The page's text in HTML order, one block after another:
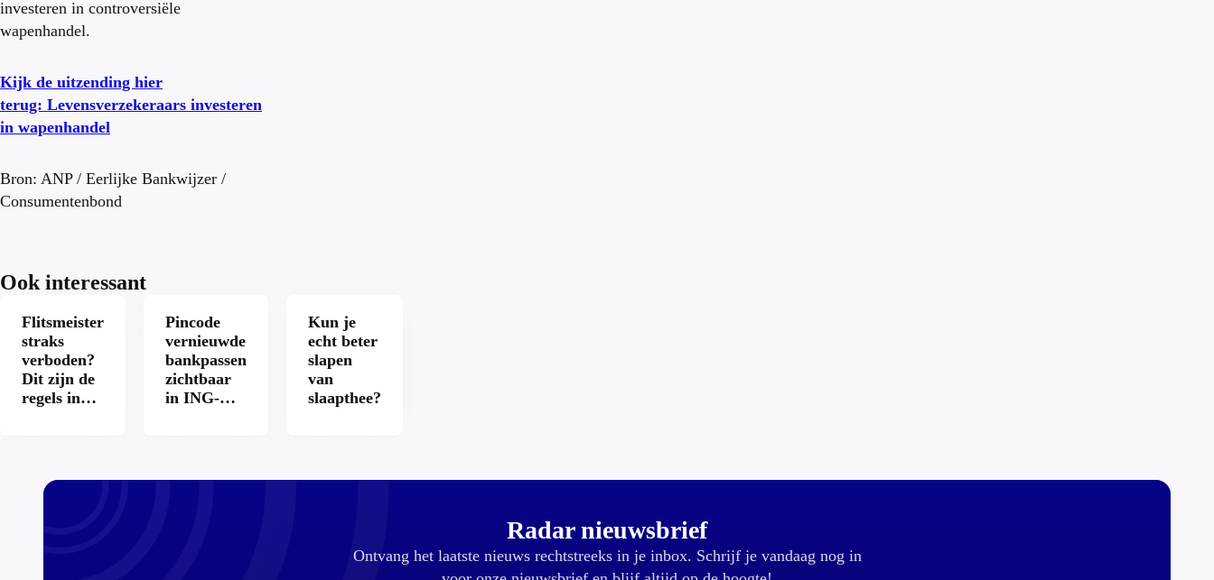
investeren in controversiële
wapenhandel.
Kijk de uitzending hier
terug: Levensverzekeraars investeren
in wapenhandel
Bron: ANP / Eerlijke Bankwijzer /
Consumentenbond
Ook interessant
Flitsmeister
straks
verboden?
Dit zijn de
regels in
Pincode
vernieuwde
bankpassen
zichtbaar
in ING-
Kun je
echt beter
slapen
van
slaapthee?
Radar nieuwsbrief
Ontvang het laatste nieuws rechtstreeks in je inbox. Schrijf je vandaag nog in